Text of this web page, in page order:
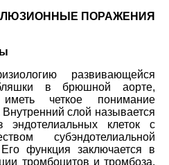
ПОРАЖЕНИЯ
развивающейся
бляшки в брюшной аорте,
четкое понимание
слой называется
клеток с
субэндотелиальной
функция заключается в
тромбоцитов и тромбоза,